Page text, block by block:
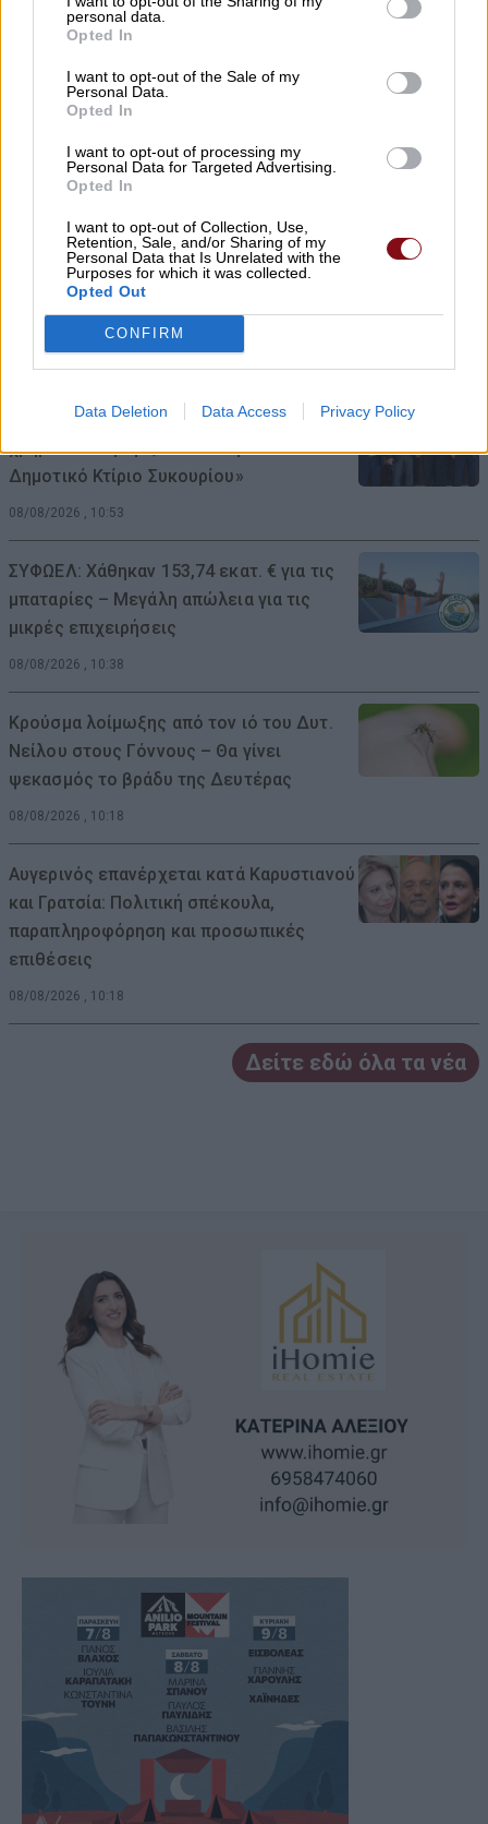
personal data.
Opted In
I want to opt-out of the Sale of my
Personal Data.
Opted In
I want to opt-out of processing my
Personal Data for Targeted Advertising.
Opted In
I want to opt-out of Collection, Use,
Retention, Sale, and/or Sharing of my
Personal Data that Is Unrelated with the
Purposes for which it was collected.
Opted Out
CONFIRM
Data Deletion Data Access Privacy Policy
μια μύγα; Το παράξενο πείραμα που
έδωσε την απάντηση
08/08/2026 , 15:47
Εκτός top 50 την ώρα που Κύπρος,
Τουρκία, Ρουμανία, Βουλγαρία, Βόρεια
Μακεδονία και Αλβανία επιταχύνουν
08/08/2026 , 12:40
γίνεται πράξη. Εξασφαλίστηκε η
χρηματοδότηση 1,2 εκατ. € για το
Δημοτικό Κτίριο Συκουρίου»
08/08/2026 , 10:53
ΣΥΦΩΕΛ: Χάθηκαν 153,74 εκατ. € για τις
μπαταρίες – Μεγάλη απώλεια για τις
μικρές επιχειρήσεις
08/08/2026 , 10:38
Κρούσμα λοίμωξης από τον ιό του Δυτ.
Νείλου στους Γόννους – Θα γίνει
ψεκασμός το βράδυ της Δευτέρας
08/08/2026 , 10:18
Αυγερινός επανέρχεται κατά Καρυστιανού
και Γρατσία: Πολιτική σπέκουλα,
παραπληροφόρηση και προσωπικές
επιθέσεις
08/08/2026 , 10:18
Δείτε εδώ όλα τα νέα